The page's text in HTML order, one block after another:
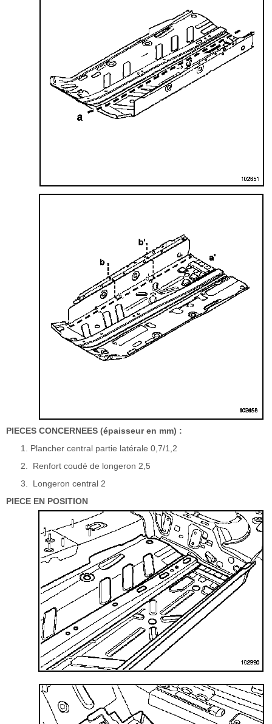
PIECES CONCERNEES (épaisseur en mm) :
Plancher central partie latérale 0,7/1,2
Renfort coudé de longeron 2,5
Longeron central 2
PIECE EN POSITION